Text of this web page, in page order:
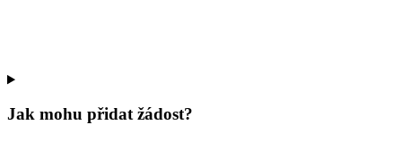
Jak mohu přidat žádost?